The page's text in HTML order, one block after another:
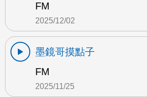
FM
2025/12/02
墨鏡哥摸點子
FM
2025/11/25